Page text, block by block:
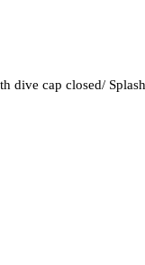
dive cap closed/